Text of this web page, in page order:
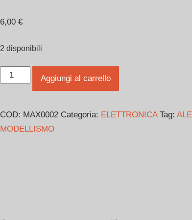
6,00€
2 disponibili
CAVO
CON
DEANS
Aggiungi al carrello
COD: MAX0002 Categoria: ELETTRONICA Tag:
MODELLISMO